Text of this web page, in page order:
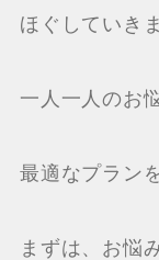
ほぐしていき
一人一人のお
最適なプラン
まずは、お悩